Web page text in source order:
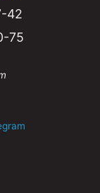
42
75